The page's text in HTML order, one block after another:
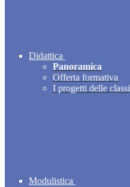
Didattica
Panoramica
Offerta formativa
I progetti delle classi
Modulistica